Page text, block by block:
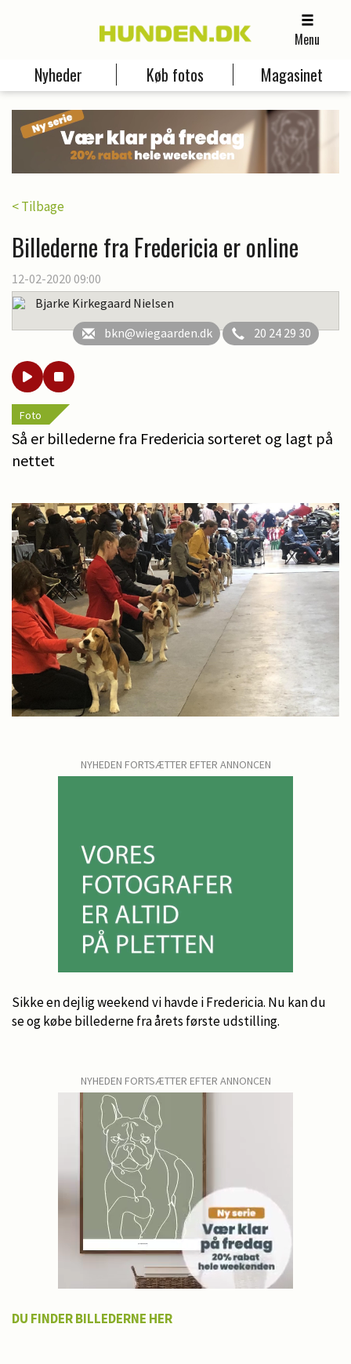
Menu
Nyheder Køb fotos Magasinet
< Tilbage
Billederne fra Fredericia er online
12-02-2020 09:00
Bjarke Kirkegaard Nielsen
bkn@wiegaarden.dk
20 24 29 30
Foto
Så er billederne fra Fredericia sorteret og lagt på
nettet
NYHEDEN FORTSÆTTER EFTER ANNONCEN
Sikke en dejlig weekend vi havde i Fredericia. Nu kan du
se og købe billederne fra årets første udstilling.
NYHEDEN FORTSÆTTER EFTER ANNONCEN
DU FINDER BILLEDERNE HER